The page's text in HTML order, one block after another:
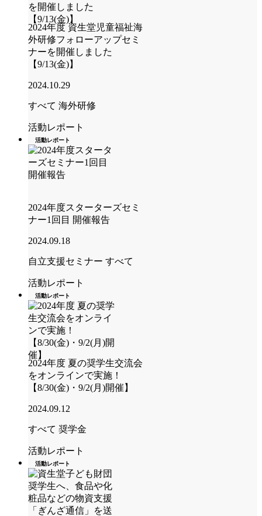
2024年度 資生堂児童福祉海
外研修フォローアップセミ
ナーを開催しました
【9/13(金)】
2024.10.29
すべて 海外研修
活動レポート
活動レポート
2024年度スターターズセミ
ナー1回目 開催報告
2024.09.18
自立支援セミナー すべて
活動レポート
活動レポート
2024年度 夏の奨学生交流会
をオンラインで実施！
【8/30(金)・9/2(月)開催】
2024.09.12
すべて 奨学金
活動レポート
活動レポート